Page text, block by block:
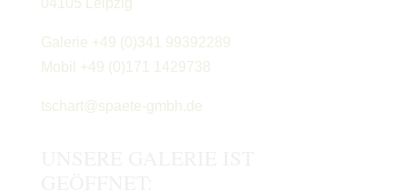
Galerie +49 (0)341 99392289
Mobil +49 (0)171 1429738
tschart@spaete-gmbh.de